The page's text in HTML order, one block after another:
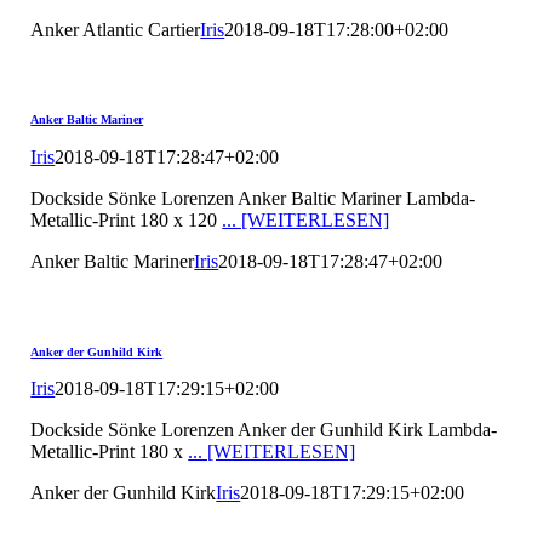
Anker Atlantic CartierIris2018-09-18T17:28:00+02:00
Anker Baltic Mariner
Iris2018-09-18T17:28:47+02:00
Dockside Sönke Lorenzen Anker Baltic Mariner Lambda-
Metallic-Print 180 x 120 ... [WEITERLESEN]
Anker Baltic MarinerIris2018-09-18T17:28:47+02:00
Anker der Gunhild Kirk
Iris2018-09-18T17:29:15+02:00
Dockside Sönke Lorenzen Anker der Gunhild Kirk Lambda-
Metallic-Print 180 x ... [WEITERLESEN]
Anker der Gunhild KirkIris2018-09-18T17:29:15+02:00